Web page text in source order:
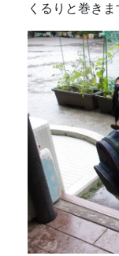
くるりと巻きま